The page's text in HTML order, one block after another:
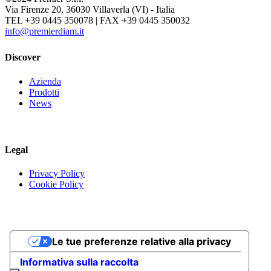
Via Firenze 20, 36030 Villaverla (VI) - Italia
TEL +39 0445 350078 | FAX +39 0445 350032
info@premierdiam.it
Discover
Azienda
Prodotti
News
Legal
Privacy Policy
Cookie Policy
Informativa sulla raccolta
Le tue preferenze relative alla privacy